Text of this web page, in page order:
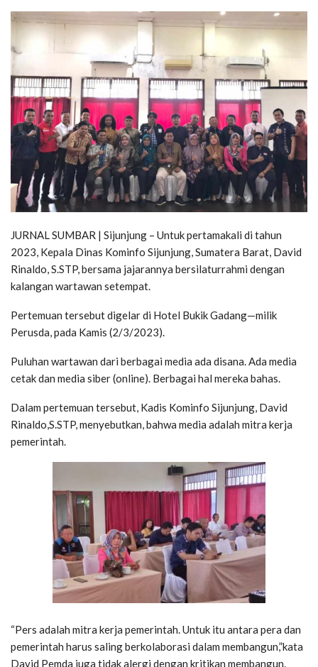
JURNAL SUMBAR | Sijunjung – Untuk pertamakali di tahun
2023, Kepala Dinas Kominfo Sijunjung, Sumatera Barat, David
Rinaldo, S.STP, bersama jajarannya bersilaturrahmi dengan
kalangan wartawan setempat.
Pertemuan tersebut digelar di Hotel Bukik Gadang—milik
Perusda, pada Kamis (2/3/2023).
Puluhan wartawan dari berbagai media ada disana. Ada media
cetak dan media siber (online). Berbagai hal mereka bahas.
Dalam pertemuan tersebut, Kadis Kominfo Sijunjung, David
Rinaldo,S.STP, menyebutkan, bahwa media adalah mitra kerja
pemerintah.
“Pers adalah mitra kerja pemerintah. Untuk itu antara pera dan
pemerintah harus saling berkolaborasi dalam membangun,”kata
David Pemda juga tidak alergi dengan kritikan membangun.